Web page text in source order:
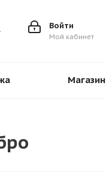
Войти
Мой кабинет
Магазин